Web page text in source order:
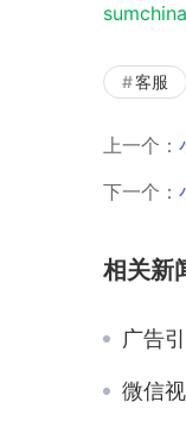
客服
上一个：
下一个：
相关新
广告
微信视